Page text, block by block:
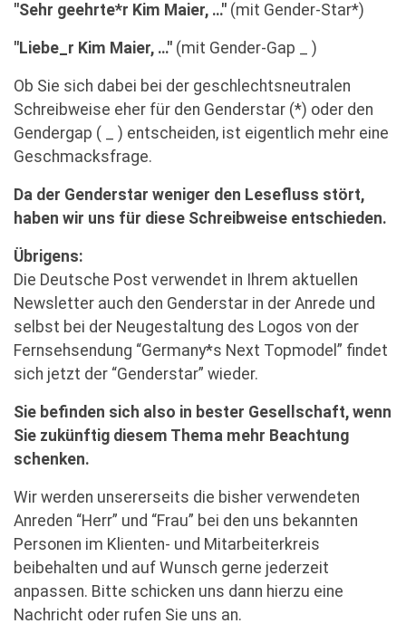
"Sehr geehrte*r Kim Maier, …" (mit Gender-Star*)
"Liebe_r Kim Maier, …" (mit Gender-Gap _ )
Ob Sie sich dabei bei der geschlechtsneutralen
Schreibweise eher für den Genderstar (*) oder den
Gendergap ( _ ) entscheiden, ist eigentlich mehr eine
Geschmacksfrage.
Da der Genderstar weniger den Lesefluss stört,
haben wir uns für diese Schreibweise entschieden.
Übrigens:
Die Deutsche Post verwendet in Ihrem aktuellen
Newsletter auch den Genderstar in der Anrede und
selbst bei der Neugestaltung des Logos von der
Fernsehsendung “Germany*s Next Topmodel” findet
sich jetzt der “Genderstar” wieder.
Sie befinden sich also in bester Gesellschaft, wenn
Sie zukünftig diesem Thema mehr Beachtung
schenken.
Wir werden unsererseits die bisher verwendeten
Anreden “Herr” und “Frau” bei den uns bekannten
Personen im Klienten- und Mitarbeiterkreis
beibehalten und auf Wunsch gerne jederzeit
anpassen. Bitte schicken uns dann hierzu eine
Nachricht oder rufen Sie uns an.